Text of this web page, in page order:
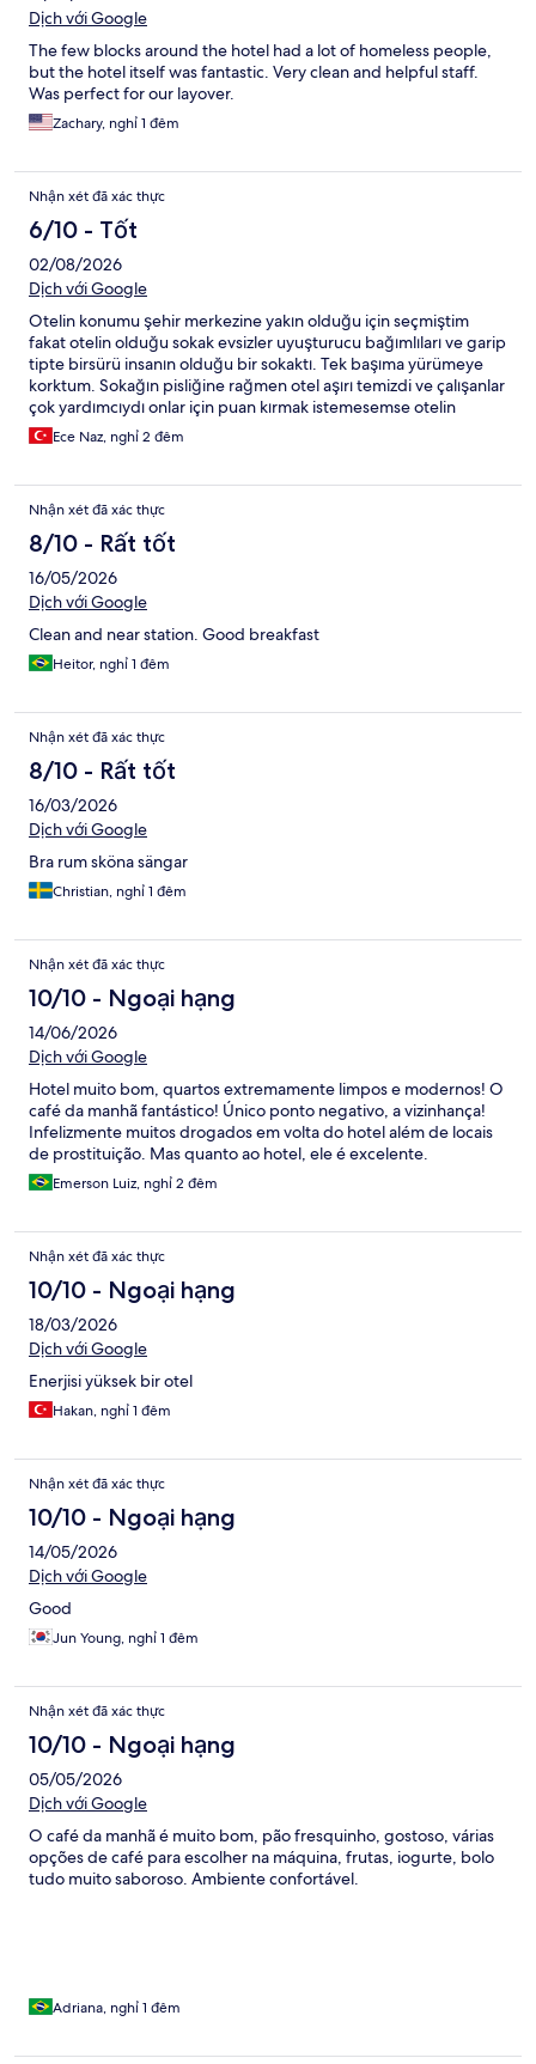
Dịch với Google
The few blocks around the hotel had a lot of homeless people,
but the hotel itself was fantastic. Very clean and helpful staff.
Was perfect for our layover.
Zachary, nghỉ 1 đêm
Nhận xét đã xác thực
6/10 - Tốt
02/08/2026
Dịch với Google
Otelin konumu şehir merkezine yakın olduğu için seçmiştim
fakat otelin olduğu sokak evsizler uyuşturucu bağımlıları ve garip
tipte birsürü insanın olduğu bir sokaktı. Tek başıma yürümeye
korktum. Sokağın pisliğine rağmen otel aşırı temizdi ve çalışanlar
çok yardımcıydı onlar için puan kırmak istemesemse otelin
olduğu sokak çok kötüydü.
Ece Naz, nghỉ 2 đêm
Nhận xét đã xác thực
8/10 - Rất tốt
16/05/2026
Dịch với Google
Clean and near station. Good breakfast
Heitor, nghỉ 1 đêm
Nhận xét đã xác thực
8/10 - Rất tốt
16/03/2026
Dịch với Google
Bra rum sköna sängar
Christian, nghỉ 1 đêm
Nhận xét đã xác thực
10/10 - Ngoại hạng
14/06/2026
Dịch với Google
Hotel muito bom, quartos extremamente limpos e modernos! O
café da manhã fantástico! Único ponto negativo, a vizinhança!
Infelizmente muitos drogados em volta do hotel além de locais
de prostituição. Mas quanto ao hotel, ele é excelente.
Emerson Luiz, nghỉ 2 đêm
Nhận xét đã xác thực
10/10 - Ngoại hạng
18/03/2026
Dịch với Google
Enerjisi yüksek bir otel
Hakan, nghỉ 1 đêm
Nhận xét đã xác thực
10/10 - Ngoại hạng
14/05/2026
Dịch với Google
Good
Jun Young, nghỉ 1 đêm
Nhận xét đã xác thực
10/10 - Ngoại hạng
05/05/2026
Dịch với Google
O café da manhã é muito bom, pão fresquinho, gostoso, várias
opções de café para escolher na máquina, frutas, iogurte, bolo
tudo muito saboroso. Ambiente confortável.
Adriana, nghỉ 1 đêm